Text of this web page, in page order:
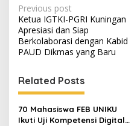
Post
navigation
Previous post
Ketua IGTKI-PGRI Kuningan
Apresiasi dan Siap
Berkolaborasi dengan Kabid
PAUD Dikmas yang Baru
Related Posts
70 Mahasiswa FEB UNIKU
Ikuti Uji Kompetensi Digital